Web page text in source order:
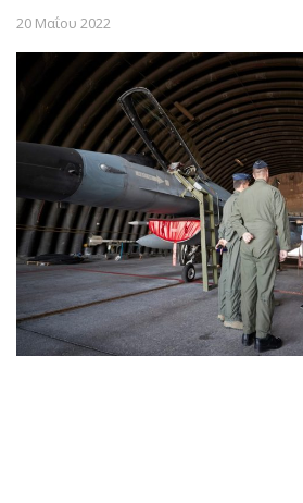
20 Μαΐου 2022